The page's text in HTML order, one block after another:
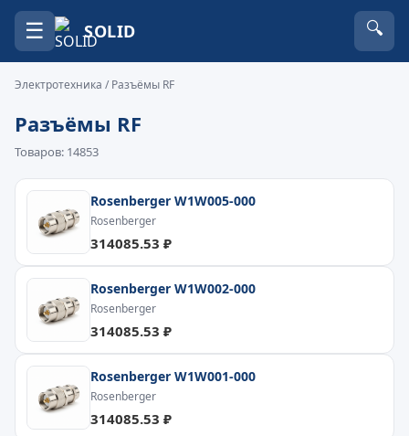
☰ SOLID 🔍
Электротехника / Разъёмы RF
Разъёмы RF
Товаров: 14853
Rosenberger W1W005-000
Rosenberger
314085.53 ₽
Rosenberger W1W002-000
Rosenberger
314085.53 ₽
Rosenberger W1W001-000
Rosenberger
314085.53 ₽